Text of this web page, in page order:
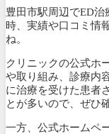
豊田市駅周辺でED
時、実績や口コミ情
ね。
クリニックの公式ホ
や取り組み、診療内
に治療を受けた患者
とが多いので、ぜひ
一方、公式ホームペ